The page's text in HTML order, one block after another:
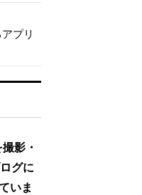
プリ
影・
グに
いま